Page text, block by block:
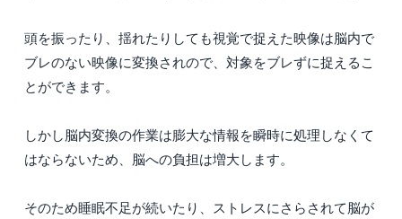
頭を振ったり、揺れたりしても視覚で捉えた映像は脳内で
ブレのない映像に変換されので、対象をブレずに捉えるこ
とができます。
しかし脳内変換の作業は膨大な情報を瞬時に処理しなくて
はならないため、脳への負担は増大します。
そのため睡眠不足が続いたり、ストレスにさらされて脳が